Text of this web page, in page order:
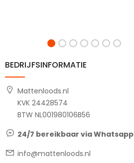
BEDRIJFSINFORMATIE
Mattenloods.nl
KVK 24428574
BTW NL001980106B56
24/7 bereikbaar via Whatsapp
info@mattenloods.nl